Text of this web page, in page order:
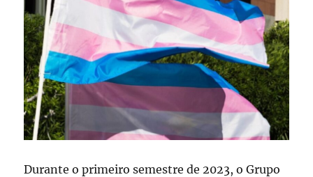
Durante o primeiro semestre de 2023, o Grupo